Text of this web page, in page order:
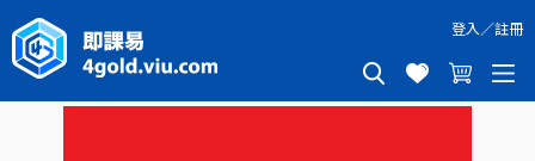
登入／註冊
NINTENDO 個人計劃365日